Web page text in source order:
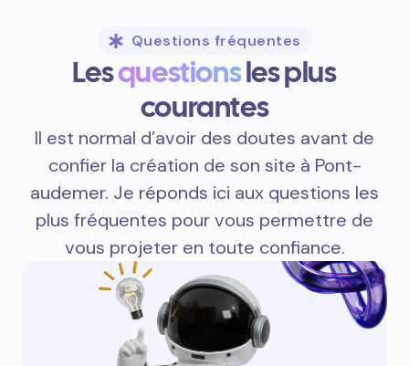
Questions fréquentes
Lesquestionsles plus
courantes
Il est normal d’avoir des doutes avant de
confier la création de son site à Pont-
audemer. Je réponds ici aux questions les
plus fréquentes pour vous permettre de
vous projeter en toute confiance.